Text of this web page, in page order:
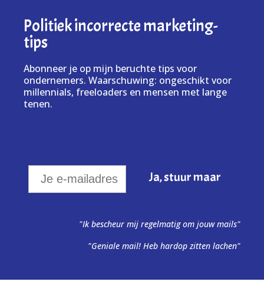
Politiek incorrecte marketing-
tips
Abonneer je op mijn beruchte tips voor
ondernemers. Waarschuwing: ongeschikt voor
millennials, freeloaders en mensen met lange
tenen.
"Ik bescheur mij regelmatig om jouw mails"
"Geniale mail! Heb hardop zitten lachen"